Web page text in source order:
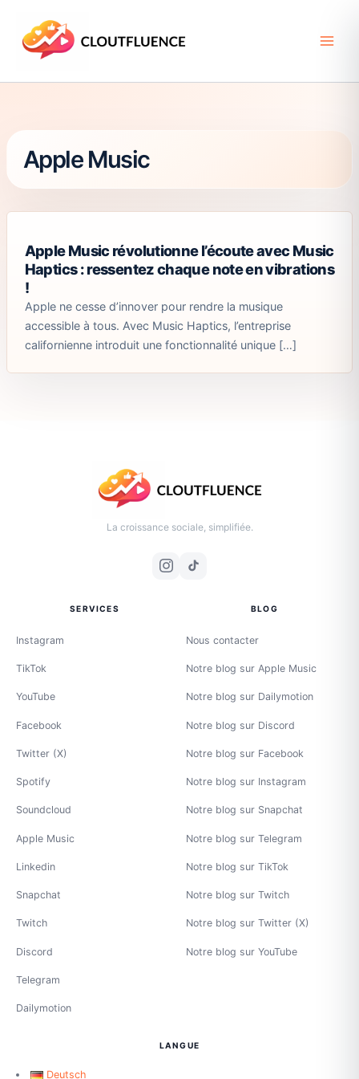
contenu
Apple Music
Apple Music révolutionne l’écoute avec Music
Haptics : ressentez chaque note en vibrations
!
Apple ne cesse d’innover pour rendre la musique
accessible à tous. Avec Music Haptics, l’entreprise
californienne introduit une fonctionnalité unique […]
La croissance sociale, simplifiée.
SERVICES
Instagram
TikTok
YouTube
Facebook
Twitter (X)
Spotify
Soundcloud
Apple Music
Linkedin
Snapchat
Twitch
Discord
Telegram
Dailymotion
BLOG
Nous contacter
Notre blog sur Apple Music
Notre blog sur Dailymotion
Notre blog sur Discord
Notre blog sur Facebook
Notre blog sur Instagram
Notre blog sur Snapchat
Notre blog sur Telegram
Notre blog sur TikTok
Notre blog sur Twitch
Notre blog sur Twitter (X)
Notre blog sur YouTube
LANGUE
Deutsch